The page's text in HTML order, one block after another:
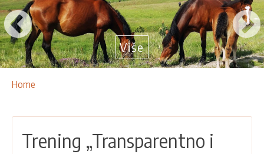
ČLANICE MREŽE
POSTANITE ČLANICA
AKTUELNO
NAŠE AKTIVNOSTI
EU INTEGRACIJA
Više
Breadcrumbs
You
Home
Trening „Transparentno i